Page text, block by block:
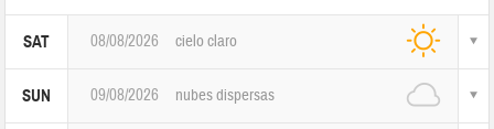
SAT 08/08/2026 cielo claro
SUN 09/08/2026 nubes dispersas